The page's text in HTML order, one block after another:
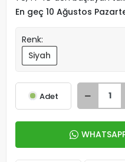
En geç 10 Ağustos
Renk:
Siyah
Adet